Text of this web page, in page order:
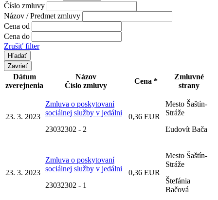
Číslo zmluvy
Názov / Predmet zmluvy
Cena od
Cena do
Zrušiť filter
Zavrieť
Dátum
zverejnenia
Názov
Číslo zmluvy
Cena *
Zmluvné
strany
23. 3. 2023
Zmluva o poskytovaní
sociálnej služby v jedálni
23032302 - 2
0,36 EUR
Mesto Šaštín-
Stráže
Ľudovít Bača
23. 3. 2023
Zmluva o poskytovaní
sociálnej služby v jedálni
23032302 - 1
0,36 EUR
Mesto Šaštín-
Stráže
Štefánia
Bačová